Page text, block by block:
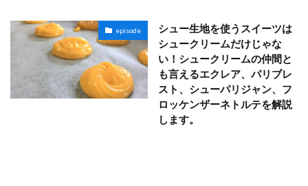
episode
シュー生地を使うスイーツは
シュークリームだけじゃな
い！シュークリームの仲間と
も言えるエクレア、パリブレ
スト、シューパリジャン、フ
ロッケンザーネトルテを解説
します。